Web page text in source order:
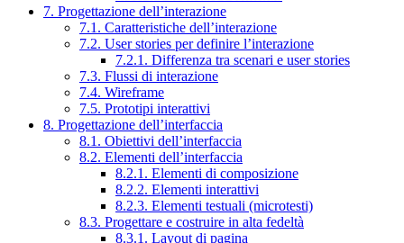
7. Progettazione dell’interazione
7.1. Caratteristiche dell’interazione
7.2. User stories per definire l’interazione
7.2.1. Differenza tra scenari e user stories
7.3. Flussi di interazione
7.4. Wireframe
7.5. Prototipi interattivi
8. Progettazione dell’interfaccia
8.1. Obiettivi dell’interfaccia
8.2. Elementi dell’interfaccia
8.2.1. Elementi di composizione
8.2.2. Elementi interattivi
8.2.3. Elementi testuali (microtesti)
8.3. Progettare e costruire in alta fedeltà
8.3.1. Layout di pagina